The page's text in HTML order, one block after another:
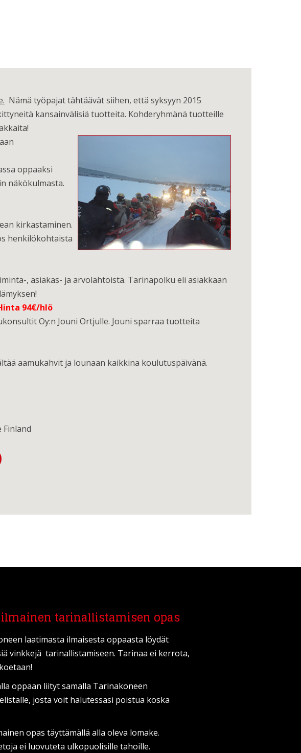
Nämä työpajat tähtäävät siihen, että syksyyn 2015
kansainvälisiä tuotteita. Kohderyhmänä tuotteille
oppaaksi
näkökulmasta.
kirkastaminen.
henkilökohtaista
, asiakas- ja arvolähtöistä. Tarinapolku eli asiakkaan
Hinta 94€/hlö
Oy:n Jouni Ortjulle. Jouni sparraa tuotteita
aamukahvit ja lounaan kaikkina koulutuspäivänä.
Finland
tarinallistamisen opas
laatimasta ilmaisesta oppaasta löydät
vinkkejä tarinallistamiseen. Tarinaa ei kerrota,
oppaan liityt samalla Tarinakoneen
josta voit halutessasi poistua koska
opas täyttämällä alla oleva lomake.
ei luovuteta ulkopuolisille tahoille.